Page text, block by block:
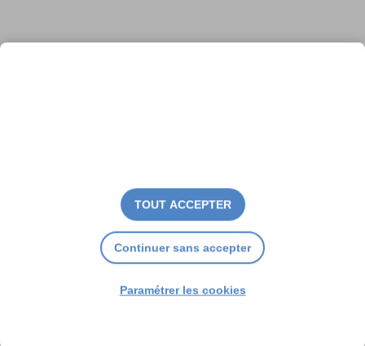
TOUT ACCEPTER
Continuer sans accepter
Paramétrer les cookies